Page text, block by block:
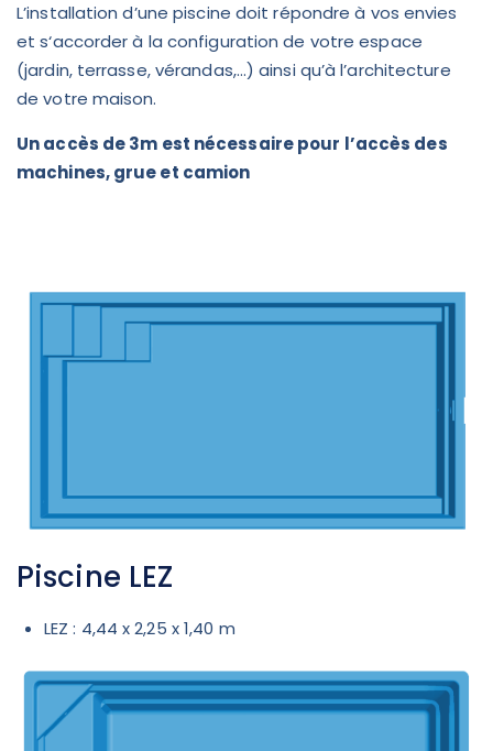
L’installation d’une piscine doit répondre à vos envies
et s‘accorder à la configuration de votre espace
(jardin, terrasse, vérandas,…) ainsi qu’à l’architecture
de votre maison.
Un accès de 3m est nécessaire pour l’accès des
machines, grue et camion
Piscine LEZ
LEZ : 4,44 x 2,25 x 1,40 m